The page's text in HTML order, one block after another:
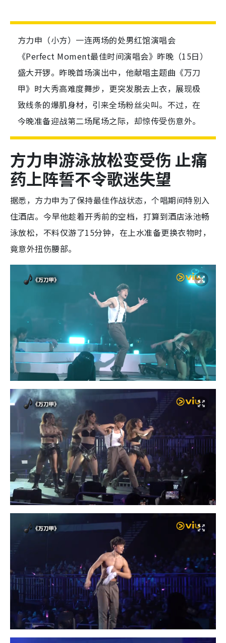
方力申（小方）一连两场的处男红馆演唱会
《Perfect Moment最佳时间演唱会》昨晚（15日）
盛大开锣。昨晚首场演出中，他献唱主题曲《万刀
甲》时大秀高难度舞步，更突发脱去上衣，展现极
致线条的爆肌身材，引来全场粉丝尖叫。不过，在
今晚准备迎战第二场尾场之际，却惊传受伤意外。
方力申游泳放松变受伤 止痛
药上阵誓不令歌迷失望
据悉，方力申为了保持最佳作战状态，个唱期间特别入
住酒店。今早他趁着开秀前的空档，打算到酒店泳池畅
泳放松，不料仅游了15分钟，在上水准备更换衣物时，
竟意外扭伤腰部。